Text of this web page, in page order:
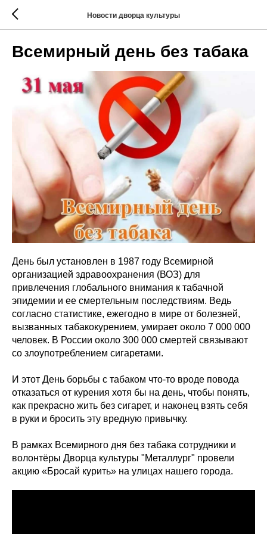
Новости дворца культуры
Всемирный день без табака
День был установлен в 1987 году Всемирной
организацией здравоохранения (ВОЗ) для
привлечения глобального внимания к табачной
эпидемии и ее смертельным последствиям. Ведь
согласно статистике, ежегодно в мире от болезней,
вызванных табакокурением, умирает около 7 000 000
человек. В России около 300 000 смертей связывают
со злоупотреблением сигаретами.
И этот День борьбы с табаком что-то вроде повода
отказаться от курения хотя бы на день, чтобы понять,
как прекрасно жить без сигарет, и наконец взять себя
в руки и бросить эту вредную привычку.
В рамках Всемирного дня без табака сотрудники и
волонтёры Дворца культуры "Металлург" провели
акцию «Бросай курить» на улицах нашего города.